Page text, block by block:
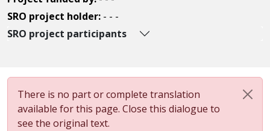
SRO project holder: - - -
SRO project participants
There is no part or complete translation
available for this page. Close this dialogue to
see the original text.